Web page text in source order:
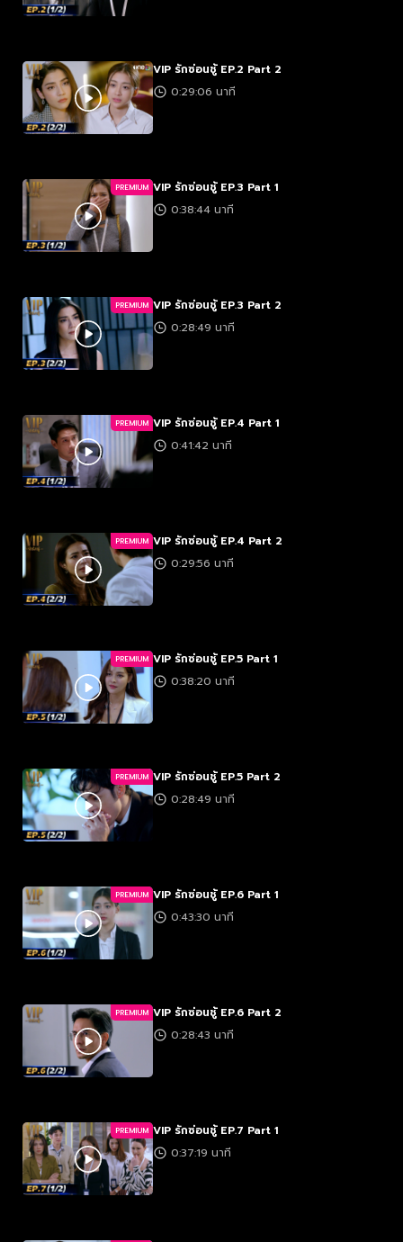
VIP รักซ่อนชู้ EP.2 Part 2
0:29:06 นาที
PREMIUM VIP รักซ่อนชู้ EP.3 Part 1
0:38:44 นาที
PREMIUM VIP รักซ่อนชู้ EP.3 Part 2
0:28:49 นาที
PREMIUM VIP รักซ่อนชู้ EP.4 Part 1
0:41:42 นาที
PREMIUM VIP รักซ่อนชู้ EP.4 Part 2
0:29:56 นาที
PREMIUM VIP รักซ่อนชู้ EP.5 Part 1
0:38:20 นาที
PREMIUM VIP รักซ่อนชู้ EP.5 Part 2
0:28:49 นาที
PREMIUM VIP รักซ่อนชู้ EP.6 Part 1
0:43:30 นาที
PREMIUM VIP รักซ่อนชู้ EP.6 Part 2
0:28:43 นาที
PREMIUM VIP รักซ่อนชู้ EP.7 Part 1
0:37:19 นาที